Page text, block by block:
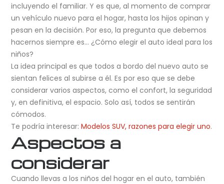
incluyendo el familiar. Y es que, al momento de comprar
un vehículo nuevo para el hogar, hasta los hijos opinan y
pesan en la decisión. Por eso, la pregunta que debemos
hacernos siempre es… ¿Cómo elegir el auto ideal para los
niños?
La idea principal es que todos a bordo del nuevo auto se
sientan felices al subirse a él. Es por eso que se debe
considerar varios aspectos, como el confort, la seguridad
y, en definitiva, el espacio. Solo así, todos se sentirán
cómodos.
Te podría interesar:Modelos SUV, razones para elegir uno.
Aspectos a
considerar
Cuando llevas a los niños del hogar en el auto, también